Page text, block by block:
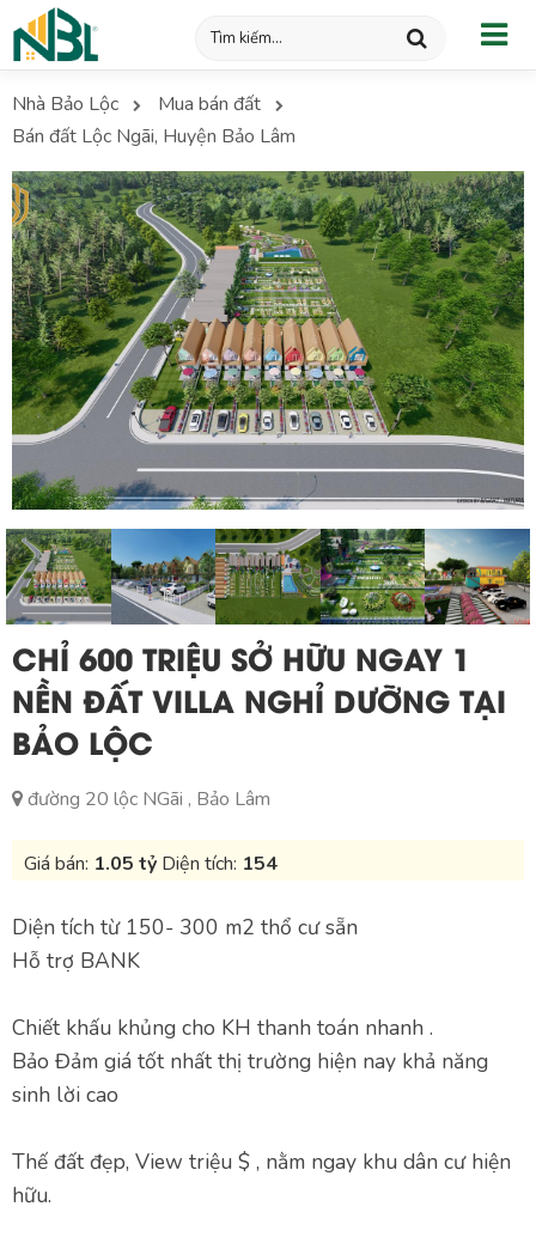
Nhà Bảo Lộc
Mua bán đất
Bán đất Lộc Ngãi, Huyện Bảo Lâm
CHỈ 600 TRIỆU SỞ HỮU NGAY 1
NỀN ĐẤT VILLA NGHỈ DƯỠNG TẠI
BẢO LỘC
đường 20 lộc NGãi , Bảo Lâm
Giá bán: 1.05 tỷ Diện tích: 154
Diện tích từ 150- 300 m2 thổ cư sẵn
Hỗ trợ BANK
Chiết khấu khủng cho KH thanh toán nhanh .
Bảo Đảm giá tốt nhất thị trường hiện nay khả năng
sinh lời cao
Thế đất đẹp, View triệu $ , nằm ngay khu dân cư hiện
hữu.